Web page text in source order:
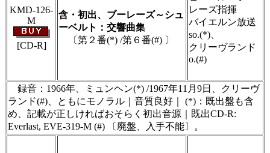
KMD-126-
M
[CD-R]
含・初出、ブーレーズ～シュ
ーベルト：交響曲集
〔第２番(*) /第６番(#) 〕
レーズ指揮
バイエルン放送
so.(*)、
クリーヴランド
o.(#)
録音：1966年、ミュンヘン(*) /1967年11月9日、クリーヴ
ランド(#)、ともにモノラル｜音質良好｜ (*)：既出盤も含
め、記載が正しければおそらく初出音源｜既出CD-R:
Everlast, EVE-319-M (#) 〔廃盤、入手不能〕。